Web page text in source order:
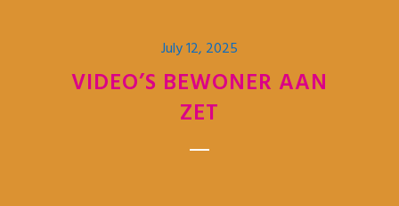
July 12, 2025
VIDEO’S BEWONER AAN
ZET